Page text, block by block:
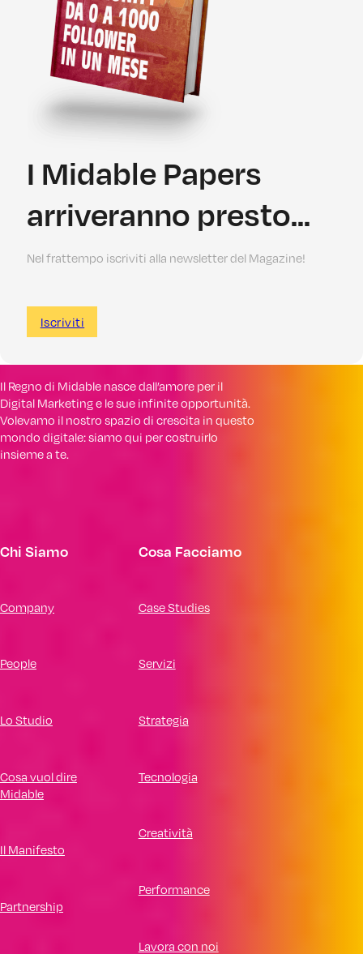
I Midable Papers
arriveranno presto...
Nel frattempo iscriviti alla newsletter del Magazine!
Iscriviti
Il Regno di Midable nasce dall’amore per il
Digital Marketing e le sue infinite opportunità.
Volevamo il nostro spazio di crescita in questo
mondo digitale: siamo qui per costruirlo
insieme a te.
Chi Siamo
Company
People
Lo Studio
Cosa vuol dire
Midable
Il Manifesto
Partnership
Cosa Facciamo
Case Studies
Servizi
Strategia
Tecnologia
Creatività
Performance
Lavora con noi